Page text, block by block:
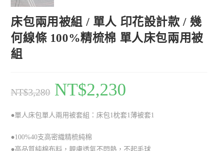
床包兩用被組 / 單人 印花設計款 / 幾
何線條 100%精梳棉 單人床包兩用被
組
NT$3,280 NT$2,230
●單人床包單人兩用被套組：床包1枕套1薄被套1
●100%40支高密織精梳純棉
●高品質純棉布料，親膚透氣不悶熱，不起毛球